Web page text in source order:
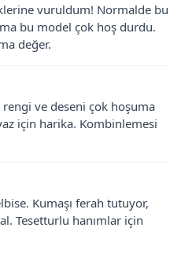
vuruldum! Normalde bu
bu model çok hoş durdu.
değer.
rengi ve deseni çok hoşuma
için harika. Kombinlemesi
Kumaşı ferah tutuyor,
Tesetturlu hanımlar için